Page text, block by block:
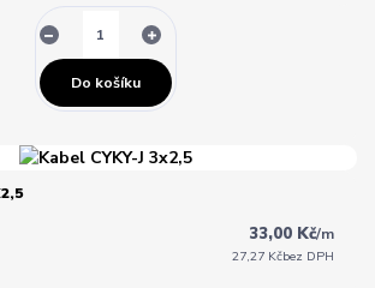
Do košíku
33,00 Kč/m
27,27 Kčbez DPH